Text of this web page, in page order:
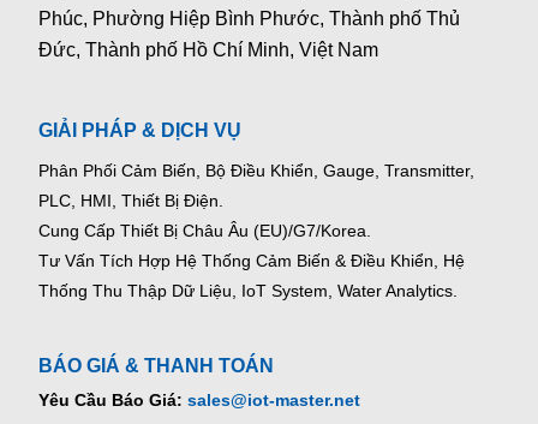
Phúc, Phường Hiệp Bình Phước, Thành phố Thủ
Đức, Thành phố Hồ Chí Minh, Việt Nam
GIẢI PHÁP & DỊCH VỤ
Phân Phối Cảm Biến, Bộ Điều Khiển, Gauge, Transmitter,
PLC, HMI, Thiết Bị Điện.
Cung Cấp Thiết Bị Châu Âu (EU)/G7/Korea.
Tư Vấn Tích Hợp Hệ Thống Cảm Biến & Điều Khiển, Hệ
Thống Thu Thập Dữ Liệu, IoT System, Water Analytics.
BÁO GIÁ & THANH TOÁN
Yêu Cầu Báo Giá: sales@iot-master.net